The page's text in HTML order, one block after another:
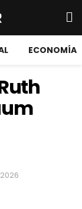
ECONOMÍA